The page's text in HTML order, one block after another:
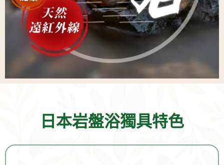
日本岩盤浴獨具特色